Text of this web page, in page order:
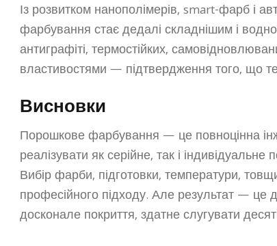
Із розвитком нанополімерів, smart-фарб і
фарбування стає дедалі складнішим і
антиграфіті, термостійких,
властивостями — підтвердження того, що
Висновки
Порошкове фарбування — це повноцінна
реалізувати як серійне, так і індивідуальне
Вибір фарби, підготовки, температури,
професійного підходу. Але результат — це
досконале покриття, здатне слугувати